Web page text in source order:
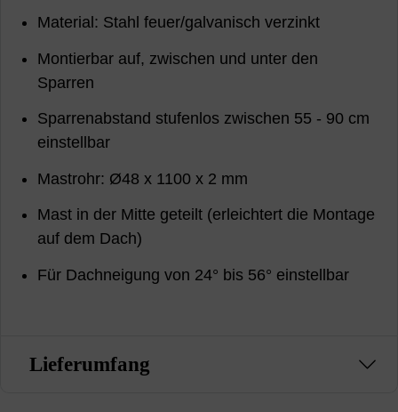
Material: Stahl feuer/galvanisch verzinkt
Montierbar auf, zwischen und unter den
Sparren
Sparrenabstand stufenlos zwischen 55 - 90 cm
einstellbar
Mastrohr: Ø48 x 1100 x 2 mm
Mast in der Mitte geteilt (erleichtert die Montage
auf dem Dach)
Für Dachneigung von 24° bis 56° einstellbar
Lieferumfang